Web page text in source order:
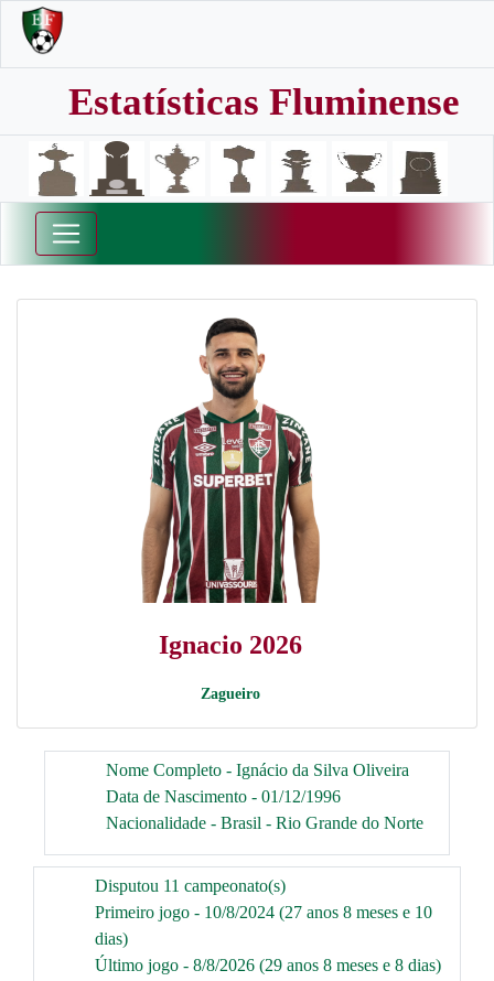
Estatísticas Fluminense
Ignacio 2026
Zagueiro
Nome Completo - Ignácio da Silva Oliveira
Data de Nascimento - 01/12/1996
Nacionalidade - Brasil - Rio Grande do Norte
Disputou 11 campeonato(s)
Primeiro jogo - 10/8/2024 (27 anos 8 meses e 10
dias)
Último jogo - 8/8/2026 (29 anos 8 meses e 8 dias)